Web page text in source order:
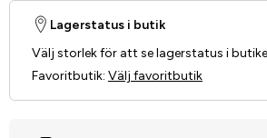
Lagerstatus i butik
Välj storlek för att se lagerstatus i
Favoritbutik: Välj favoritbutik